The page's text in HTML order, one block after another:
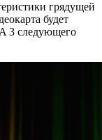
грядущей
будет
3 следующего